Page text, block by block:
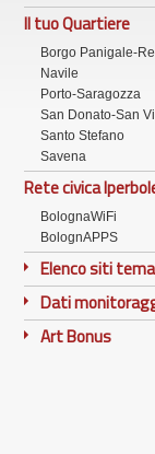
Il tuo Quartiere
Borgo Panigale-
Navile
Porto-Saragozza
San Donato-San
Santo Stefano
Savena
Rete civica
BolognaWiFi
BolognAPPS
Elenco siti
Dati
Art Bonus